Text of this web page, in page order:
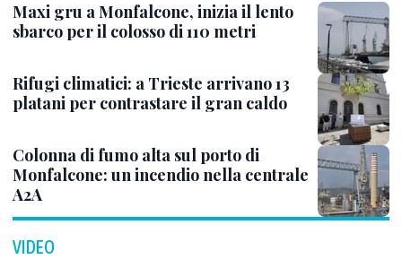
Maxi gru a Monfalcone, inizia il lento
sbarco per il colosso di 110 metri
Rifugi climatici: a Trieste arrivano 13
platani per contrastare il gran caldo
Colonna di fumo alta sul porto di
Monfalcone: un incendio nella centrale
A2A
VIDEO